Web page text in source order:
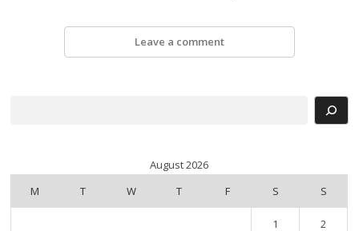
Leave a comment
August 2026
M
T W T F S S
1 2